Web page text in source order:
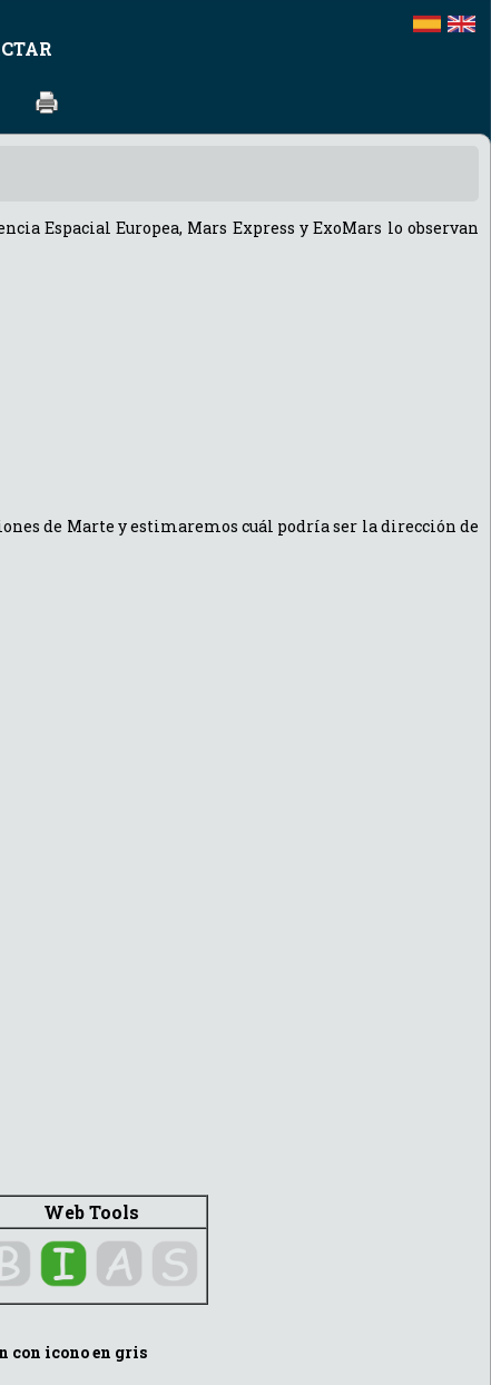
Espacial Europea, Mars Express y ExoMars lo observan
de Marte y estimaremos cuál podría ser la dirección de
Web Tools
con icono en gris